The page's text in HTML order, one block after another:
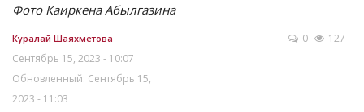
Фото Каиркена Абылгазина
Куралай Шаяхметова
Сентябрь 15, 2023 - 10:07
Обновленный: Сентябрь 15,
2023 - 11:03
0 127